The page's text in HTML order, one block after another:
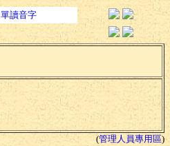
單讀音字
(管理人員專用區)